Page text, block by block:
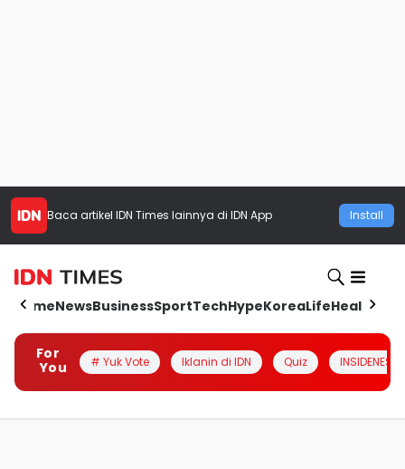
Baca artikel IDN Times lainnya di IDN App Install
HomeNewsBusinessSportTechHypeKoreaLifeHealth
For
You
# Yuk Vote Iklanin di IDN Quiz INSIDENESIA